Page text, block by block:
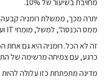
מחויבת בשיעור של 10%.
יתרה מכך, ממשלת רומניה קבעה
ממס הכנסה", למשל, מומחי IT ועובדים עם מוגבלות וכו'.
זה לא הכל. רומניה היא גם אחת
כרגע, עם צמיחה מרשימה של התמ"ג של
מדינה מתפתחת כזו עלולה להיות